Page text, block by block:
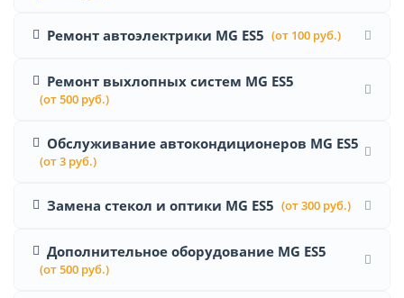
Ремонт автоэлектрики MG ES5 (от 100 руб.)
Ремонт выхлопных систем MG ES5
(от 500 руб.)
Обслуживание автокондиционеров MG ES5
(от 3 руб.)
Замена стекол и оптики MG ES5 (от 300 руб.)
Дополнительное оборудование MG ES5
(от 500 руб.)